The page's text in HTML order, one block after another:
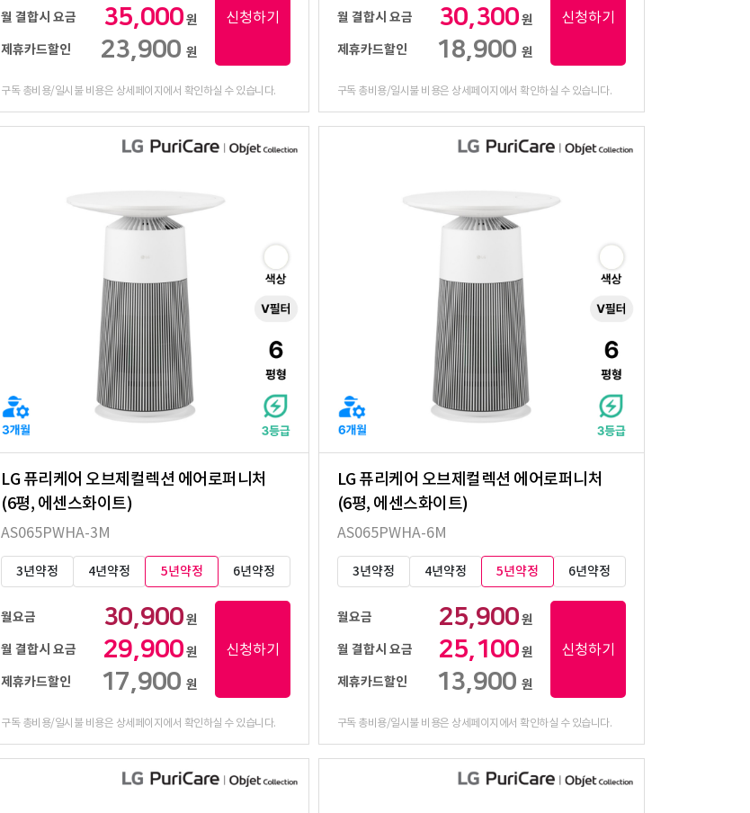
월 결합시 요금
35,000원
제휴카드할인
23,900 원
신청하기
구독 총비용/일시불 비용은 상세페이지에서 확인하실 수 있습니다.
월 결합시 요금
30,300원
제휴카드할인
18,900원
신청하기
구독 총비용/일시불 비용은 상세페이지에서 확인하실 수 있습니다.
LG 퓨리케어 오브제컬렉션 에어로퍼니처
(6평, 에센스화이트)
AS065PWHA-3M
3년약정 4년약정 5년약정 6년약정
월요금 30,900원
월 결합시 요금
29,900원
제휴카드할인
17,900 원
신청하기
구독 총비용/일시불 비용은 상세페이지에서 확인하실 수 있습니다.
LG 퓨리케어 오브제컬렉션 에어로퍼니처
(6평, 에센스화이트)
AS065PWHA-6M
3년약정 4년약정 5년약정 6년약정
월요금 25,900원
월 결합시 요금
25,100원
제휴카드할인
13,900원
신청하기
구독 총비용/일시불 비용은 상세페이지에서 확인하실 수 있습니다.